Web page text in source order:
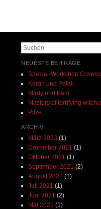
Suchen
NEUESTE BEITRÄGE
Spezial-Workshop
Kerah und Petali
Mady und Pam
Masters of terrifying
Pilze
ARCHIV
März 2023 (1)
Dezember 2021 (1)
Oktober 2021 (1)
September 2021 (2)
August 2021 (1)
Juli 2021 (1)
Juni 2021 (2)
Mai 2021 (1)